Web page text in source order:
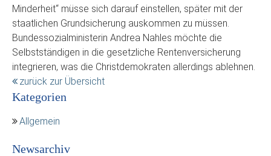
Minderheit“ müsse sich darauf einstellen, später mit der
staatlichen Grundsicherung auskommen zu müssen.
Bundessozialministerin Andrea Nahles möchte die
Selbstständigen in die gesetzliche Rentenversicherung
integrieren, was die Christdemokraten allerdings ablehnen.
zurück zur Übersicht
Kategorien
Allgemein
Newsarchiv